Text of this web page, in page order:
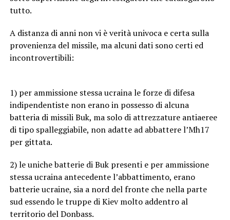
tutto.
A distanza di anni non vi è verità univoca e certa sulla
provenienza del missile, ma alcuni dati sono certi ed
incontrovertibili:
1) per ammissione stessa ucraina le forze di difesa
indipendentiste non erano in possesso di alcuna
batteria di missili Buk, ma solo di attrezzature antiaeree
di tipo spalleggiabile, non adatte ad abbattere l’Mh17
per gittata.
2) le uniche batterie di Buk presenti e per ammissione
stessa ucraina antecedente l’abbattimento, erano
batterie ucraine, sia a nord del fronte che nella parte
sud essendo le truppe di Kiev molto addentro al
territorio del Donbass.